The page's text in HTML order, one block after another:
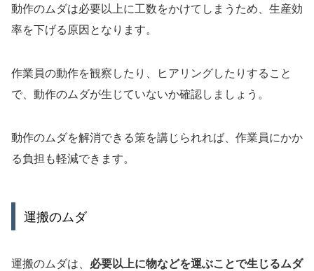
動作のムダは必要以上に工数をかけてしまうため、生産効
率を下げる原因となります。
作業員の動作を観察したり、ヒアリングしたりすること
で、動作のムダが生じていないか確認しましょう。
動作のムダを解消できる策を講じられれば、作業員にかか
る負担も軽減できます。
運搬のムダ
運搬のムダは、 必要以上に物などを運ぶことで生じるムダ